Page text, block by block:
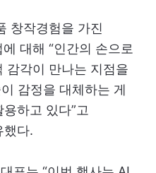
창작경험을 가진
대해 “인간의 손으로
감각이 만나는 지점을
감정을 대체하는 게
하고 있다”고
했다.